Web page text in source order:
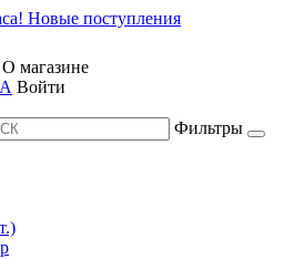
Новые поступления
О магазине
Войти
Фильтры